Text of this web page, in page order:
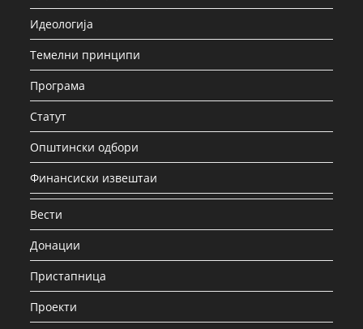
Идеологија
Темелни принципи
Програма
Статут
Општински одбори
Финансиски извештаи
Вести
Донации
Пристапница
Проекти